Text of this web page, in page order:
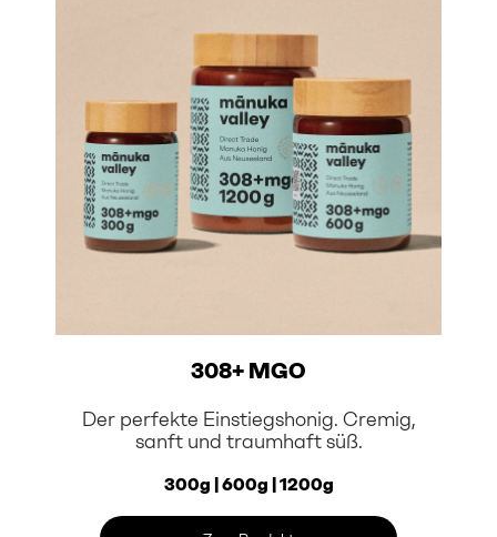
308+ MGO
Der perfekte Einstiegshonig. Cremig,
sanft und traumhaft süß.
300g | 600g | 1200g